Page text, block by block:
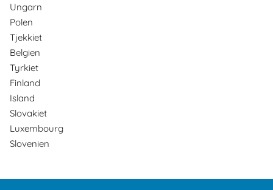
Ungarn
Polen
Tjekkiet
Belgien
Tyrkiet
Finland
Island
Slovakiet
Luxembourg
Slovenien